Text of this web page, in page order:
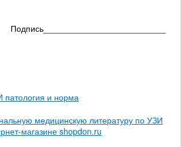
Подпись__________________________
патология и норма
медицинскую литературу по УЗИ
магазине shopdon.ru